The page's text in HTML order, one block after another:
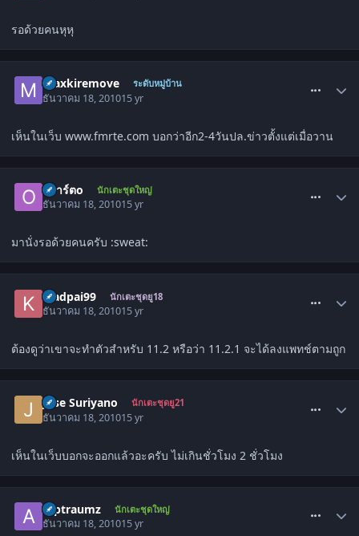
รอด้วยคนหุหุ
maxkiremove ระดับหมู่บ้าน
ธันวาคม 18, 201015 yr
เห็นในเว็บ www.fmrte.com บอกว่าอีก2-4วันปล.ข่าวตั้งแต่เมื่อวาน
oอาร์ตo นักเตะชุดใหญ่
ธันวาคม 18, 201015 yr
มานั่งรอด้วยคนครับ :sweat:
kjadpai99 นักเตะชุดยู18
ธันวาคม 18, 201015 yr
ต้องดูว่าเขาจะทำตัวสำหรับ 11.2 หรือว่า 11.2.1 จะได้ลงแพทช์ตามถูก
Jose Suriyano นักเตะชุดยู21
ธันวาคม 18, 201015 yr
เห็นในเว็บบอกจะออกแล้วอะครับ ไม่เกินชั่วโมง 2 ชั่วโมง
Alptraumz นักเตะชุดใหญ่
ธันวาคม 18, 201015 yr